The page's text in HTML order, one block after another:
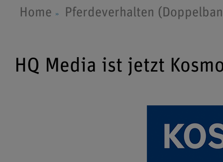
Home Pferdeverhalten
HQ Media ist jetzt